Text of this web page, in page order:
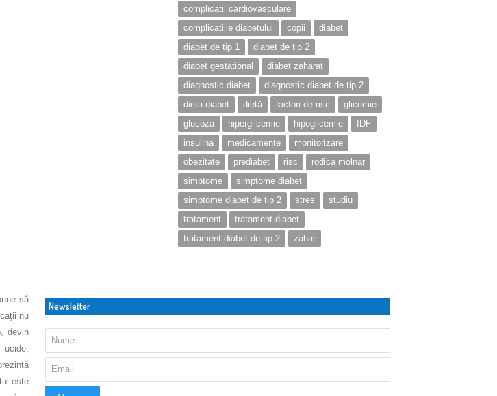
complicatii cardiovasculare
complicatiile diabetului
copii
diabet
diabet de tip 1
diabet de tip 2
diabet gestational
diabet zaharat
diagnostic diabet
diagnostic diabet de tip 2
dieta diabet
dietă factori de risc
glicemie
glucoza
hiperglicemie hipoglicemie
IDF
insulina
medicamente
monitorizare
obezitate
prediabet risc
rodica molnar
simptome
simptome diabet
simptome diabet de tip 2
stres
studiu
tratament
tratament diabet
tratament diabet de tip 2
zahar
să
nu
devin
este
Newsletter